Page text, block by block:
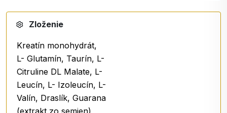
Horčík – 150 mg (40 % RVH)
RVH)
Prečo si ho vybrať
vhodný 30–60 minút pred tréningom
obsahuje kreatín
Zloženie
Kreatín monohydrát,
L- Glutamín, Taurín, L-
Citruline DL Malate, L-
Leucín, L- Izoleucín, L-
Valín, Draslík, Guarana
(extrakt zo semien),